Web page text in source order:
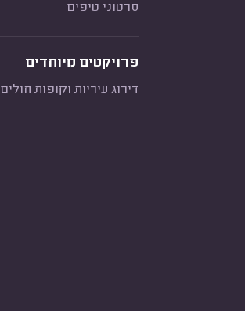
סרטוני טיפים
פרויקטים מיוחדים
דירוג עיריות וקופות חולים